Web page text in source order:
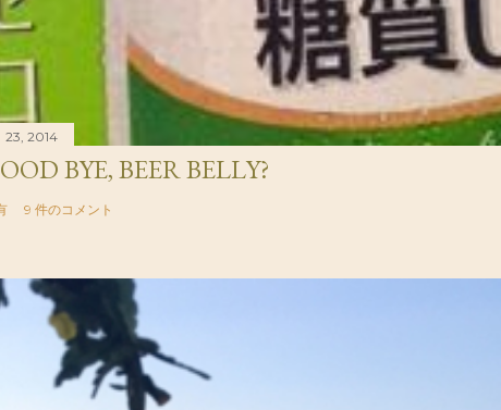
23, 2014
BYE, BEER BELLY?
9 件のコメント